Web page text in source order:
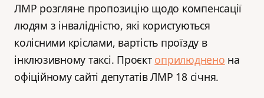
ЛМР розгляне пропозицію щодо компенсації
людям з інвалідністю, які користуються
колісними кріслами, вартість проїзду в
інклюзивному таксі. Проєкт оприлюднено на
офіційному сайті депутатів ЛМР 18 січня.